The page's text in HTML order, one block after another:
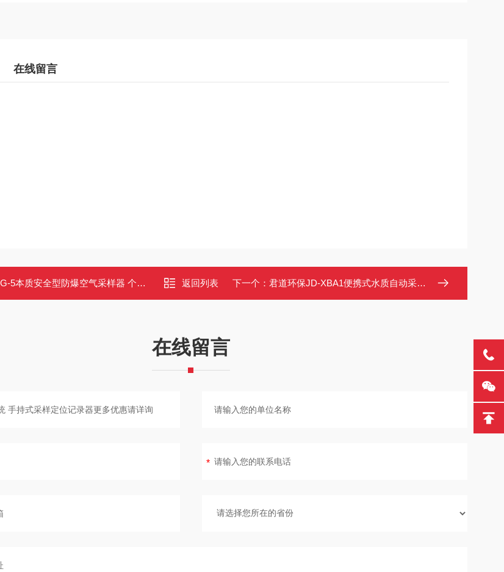
在线留言
本质安全型防爆空气采样器 个体粉尘采样仪1～5L/min流量 返回列表 下一个： 君道环保JD-XBA1便携式水质自动采样器采样误差±1%CEP认证
在线留言